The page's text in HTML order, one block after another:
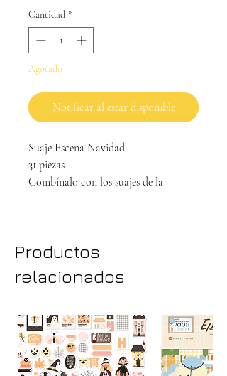
Cantidad *
Agotado
Notificar al estar disponible
Suaje Escena Navidad
31 piezas
Combínalo con los suajes de la
Productos
relacionados